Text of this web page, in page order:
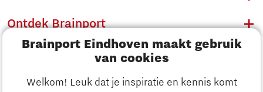
Brainport Eindhoven maakt gebruik
van cookies
Welkom! Leuk dat je inspiratie en kennis komt
Ontdek Brainport
Innovatie
Ondernemen